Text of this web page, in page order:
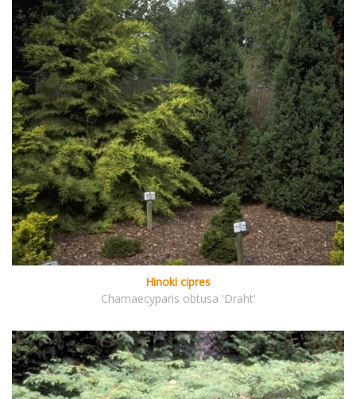
Hinoki cipres
Chamaecyparis obtusa 'Draht'